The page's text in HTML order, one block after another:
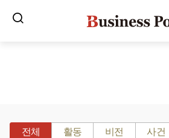
전체 활동 비전 사건